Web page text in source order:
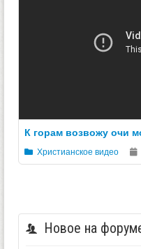
К горам возвожу очи
Христианское видео
Новое на